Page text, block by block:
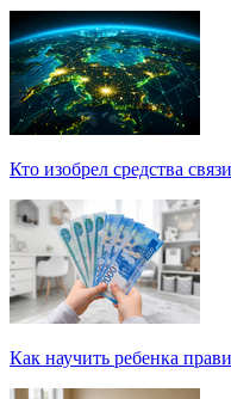
Кто изобрел средства
Как научить ребенка